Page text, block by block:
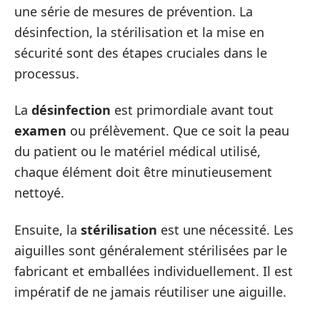
une série de mesures de prévention. La
désinfection, la stérilisation et la mise en
sécurité sont des étapes cruciales dans le
processus.
La désinfection est primordiale avant tout
examen ou prélèvement. Que ce soit la peau
du patient ou le matériel médical utilisé,
chaque élément doit être minutieusement
nettoyé.
Ensuite, la stérilisation est une nécessité. Les
aiguilles sont généralement stérilisées par le
fabricant et emballées individuellement. Il est
impératif de ne jamais réutiliser une aiguille.